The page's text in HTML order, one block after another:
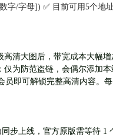
字/字母]) ✅ 目前可用5个地址
清大图后，带宽成本大幅
为防范盗链，会偶尔添加本
员即可解锁完整高清内容。每
同步上线，官方原版需等待 1